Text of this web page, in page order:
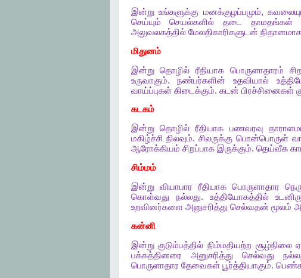
இன்று உங்களுக்கு மனக்குழப்பமும்,
செய்யும்
செயல்களில் தடை தாமதங்கள்
அலுவலகத்தில் மேலதிகாரிகளுடன்
மிதுனம்
இன்று
தொழில் ரீதியாக பொருளாதாரம்
உருவாகும்.நண்பர்களின் உதவியால்
வாய்ப்புகள் கிடைக்கும். கடன் பிரச்சினைகள்
கடகம்
இன்று தொழில் ரீதியாக பணவரவு
மகிழ்ச்சி நிலவும்.சிலருக்கு பொன்பொருள்
ஆரோக்கியம் சிறப்பாக இருக்கும். தெய்வீக
சிம்மம்
இன்று வியாபார ரீதியாக பொருளாதார
கொள்வது
நல்லது. உத்தியோகத்தில்
உறவினர்களை அனுசரித்து செல்வதன் மூலம்
கன்னி
இன்று குடும்பத்தில் நிம்மதியற்ற சூழ்நிலை
பக்கத்தினரை
அனுசரித்து செல்வது
பொருளாதார தேவைகள் பூர்த்தியாகும்.